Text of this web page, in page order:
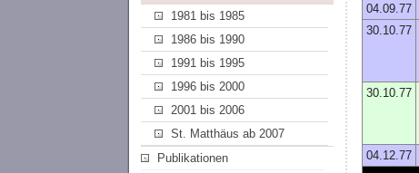
1981 bis 1985
1986 bis 1990
1991 bis 1995
1996 bis 2000
2001 bis 2006
St. Matthäus ab 2007
Publikationen
04.09.77
30.10.77
30.10.77
04.12.77